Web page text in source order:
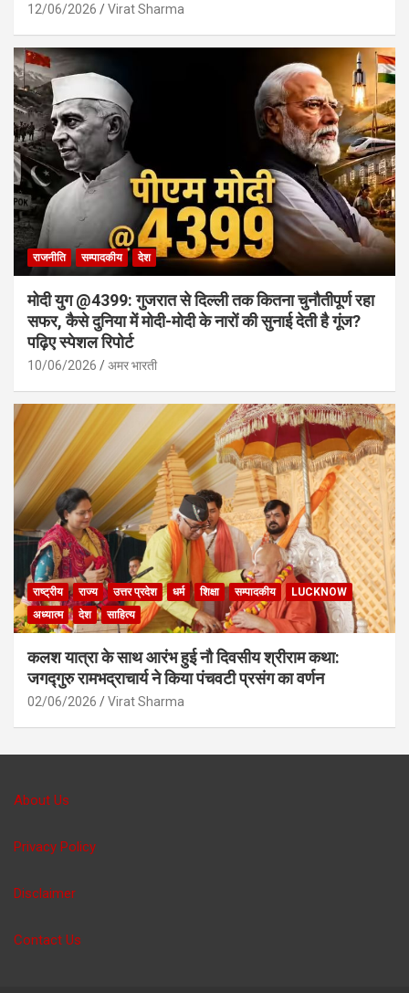
12/06/2026 Virat Sharma
राजनीति सम्पादकीय देश
मोदी युग @4399: गुजरात से दिल्ली तक कितना चुनौतीपूर्ण रहा
सफर, कैसे दुनिया में मोदी-मोदी के नारों की सुनाई देती है गूंज?
पढ़िए स्पेशल रिपोर्ट
10/06/2026 अमर भारती
राष्ट्रीय राज्य उत्तर प्रदेश धर्म शिक्षा सम्पादकीय
LUCKNOW
अध्यात्म
देश साहित्य
कलश यात्रा के साथ आरंभ हुई नौ दिवसीय श्रीराम कथा:
जगद्गुरु रामभद्राचार्य ने किया पंचवटी प्रसंग का वर्णन
02/06/2026 Virat Sharma
About Us
Privacy Policy
Disclaimer
Contact Us